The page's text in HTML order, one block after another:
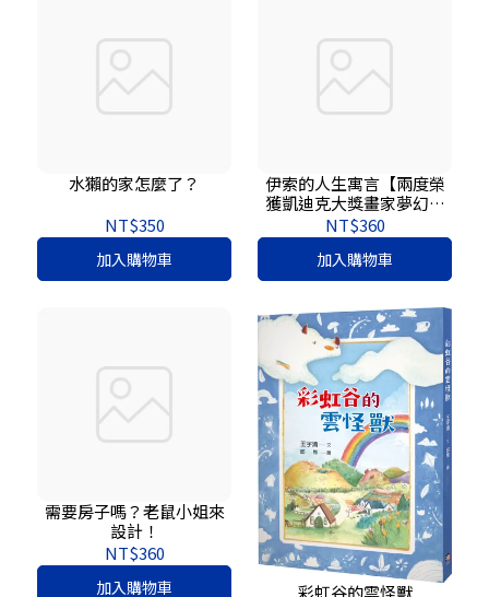
水獺的家怎麼了？
NT$350
加入購物車
伊索的人生寓言【兩度榮
獲凱迪克大獎畫家夢幻新
作】
NT$360
加入購物車
需要房子嗎？老鼠小姐來
設計！
NT$360
加入購物車
彩虹谷的雲怪獸